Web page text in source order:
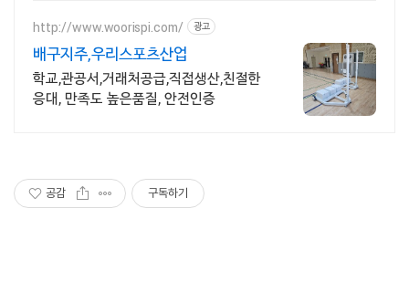
http://www.woorispi.com/ 광고
배구지주,우리스포츠산업
학교,관공서,거래처공급,직접생산,친절한
응대, 만족도 높은품질, 안전인증
공감 구독하기